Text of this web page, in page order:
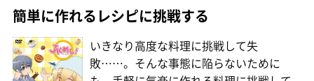
簡単に作れるレシピに挑戦する
いきなり高度な料理に挑戦して失
敗……。そんな事態に陥らないために